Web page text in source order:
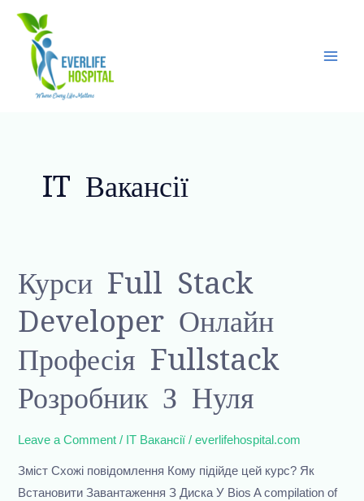
content
IT Вакансії
Курси Full Stack
Developer Онлайн
Професія Fullstack
Розробник З Нуля
Leave a Comment / IT Вакансії /everlifehospital.com
Зміст Схожі повідомлення Кому підійде цей курс? Як
Встановити Завантаження З Диска У Bios A compilation of
Курси
Full
Stack
онлайн
fullstack
нуля